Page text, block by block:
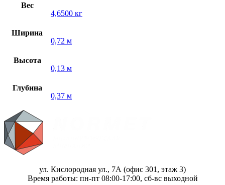
Вес
4,6500 кг
Ширина
0,72 м
Высота
0,13 м
Глубина
0,37 м
ул. Кислородная ул., 7А (офис 301, этаж 3)
Время работы: пн-пт 08:00-17:00, сб-вс выходной